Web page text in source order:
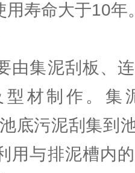
用寿命大于10年
由集泥刮板、
型材制作。集
底污泥刮集到
用与排泥槽内